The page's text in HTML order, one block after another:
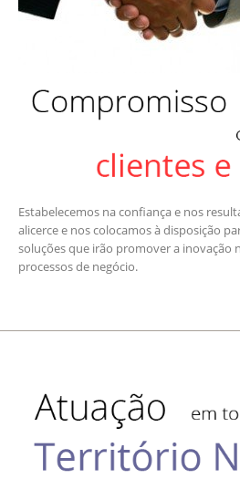
Estabelecemos na confiança e nos
alicerce e nos colocamos à disposição
soluções que irão promover a inovação
processos de negócio.